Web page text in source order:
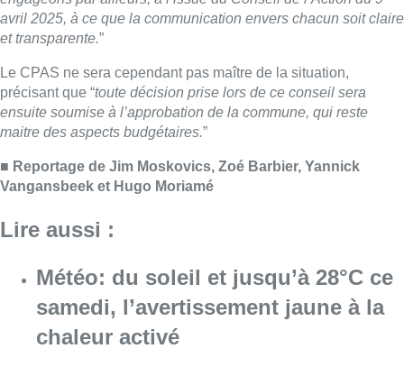
Météo: du soleil et jusqu’à 28°C ce
samedi, l’avertissement jaune à la
chaleur activé